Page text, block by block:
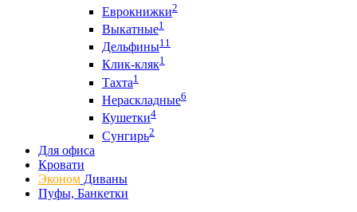
Еврокнижки2
Выкатные1
Дельфины11
Клик-кляк1
Тахта1
Нераскладные6
Кушетки4
Сунгирь2
Для офиса
Кровати
Эконом Диваны
Пуфы, Банкетки